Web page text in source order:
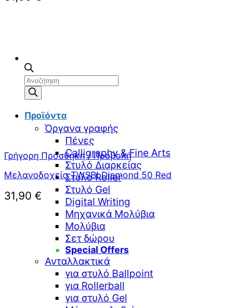
Αναζήτηση
προϊόντων
Προϊόντα
Όργανα γραφής
Πένες
Calligraphy & Fine Arts
Στυλό Διαρκείας
Στυλό Roller
Στυλό Gel
Digital Writing
Μηχανικά Μολύβια
Μολύβια
Σετ δώρου
Special Offers
Ανταλλακτικά
για στυλό Ballpoint
για Rollerball
για στυλό Gel
Γρήγορη Προσθήκη / Προβολή
Μελανοδοχείο TWSBI Diamond 50 Red
31,90 €